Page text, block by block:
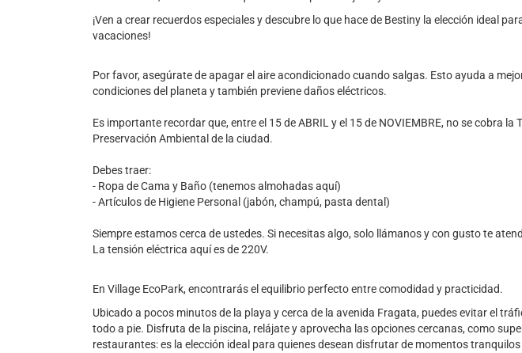
¡Ven a crear recuerdos especiales y descubre lo que hace de Bestiny la elección ideal
vacaciones!
Por favor, asegúrate de apagar el aire acondicionado cuando salgas. Esto ayuda a
condiciones del planeta y también previene daños eléctricos.
Es importante recordar que, entre el 15 de ABRIL y el 15 de NOVIEMBRE, no se cobra la
Preservación Ambiental de la ciudad.
Debes traer:
- Ropa de Cama y Baño (tenemos almohadas aquí)
- Artículos de Higiene Personal (jabón, champú, pasta dental)
Siempre estamos cerca de ustedes. Si necesitas algo, solo llámanos y con gusto te
La tensión eléctrica aquí es de 220V.
En Village EcoPark, encontrarás el equilibrio perfecto entre comodidad y practicidad.
Ubicado a pocos minutos de la playa y cerca de la avenida Fragata, puedes evitar el
todo a pie. Disfruta de la piscina, relájate y aprovecha las opciones cercanas, como
restaurantes: es la elección ideal para quienes desean disfrutar de momentos